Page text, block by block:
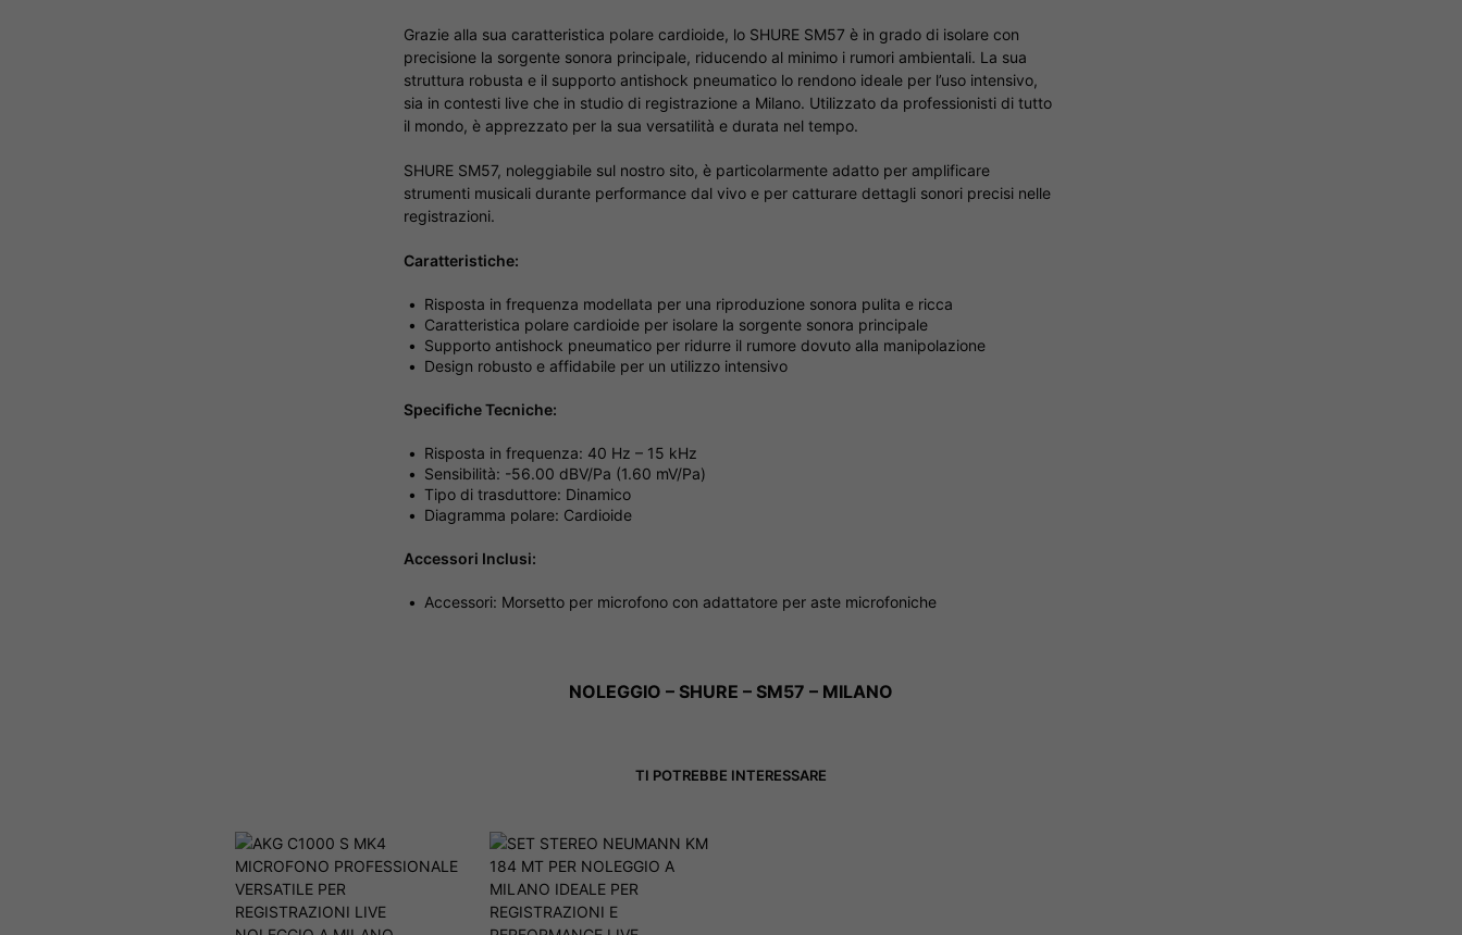
Grazie alla sua caratteristica polare cardioide, lo SHURE SM57 è in grado di isolare con
precisione la sorgente sonora principale, riducendo al minimo i rumori ambientali. La sua
struttura robusta e il supporto antishock pneumatico lo rendono ideale per l’uso intensivo,
sia in contesti live che in studio di registrazione a Milano. Utilizzato da professionisti di tutto
il mondo, è apprezzato per la sua versatilità e durata nel tempo.
SHURE SM57, noleggiabile sul nostro sito, è particolarmente adatto per amplificare
strumenti musicali durante performance dal vivo e per catturare dettagli sonori precisi nelle
registrazioni.
Caratteristiche:
Risposta in frequenza modellata per una riproduzione sonora pulita e ricca
Caratteristica polare cardioide per isolare la sorgente sonora principale
Supporto antishock pneumatico per ridurre il rumore dovuto alla manipolazione
Design robusto e affidabile per un utilizzo intensivo
Specifiche Tecniche:
Risposta in frequenza: 40 Hz – 15 kHz
Sensibilità: -56.00 dBV/Pa (1.60 mV/Pa)
Tipo di trasduttore: Dinamico
Diagramma polare: Cardioide
Accessori Inclusi:
Accessori: Morsetto per microfono con adattatore per aste microfoniche
NOLEGGIO – SHURE – SM57 – MILANO
TI POTREBBE INTERESSARE